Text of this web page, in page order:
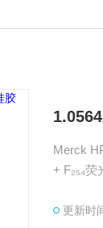
Merck
+ F₂₅₄
旗下的
更新时